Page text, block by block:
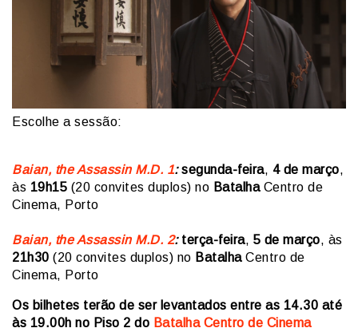
Escolhe a sessão:
Baian, the Assassin M.D. 1:segunda-feira, 4 de março,
às 19h15 (20 convites duplos) no BatalhaCentro de
Cinema, Porto
Baian, the Assassin M.D. 2: terça-feira, 5 de março, às
21h30 (20 convites duplos) no BatalhaCentro de
Cinema, Porto
Os bilhetes terão de ser levantados entre as 14.30 até
às 19.00h no Piso 2 do Batalha Centro de Cinema